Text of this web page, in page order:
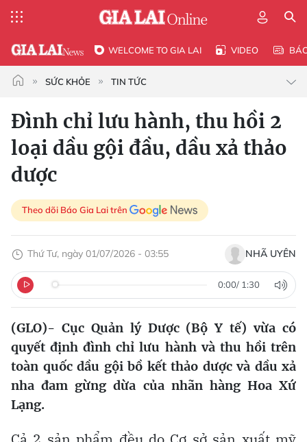
WELCOME TO GIA LAI VIDEO
SỨC KHỎE TIN TỨC
Đình chỉ lưu hành, thu hồi 2
loại dầu gội đầu, dầu xả thảo
dược
Theo dõi Báo Gia Lai trên
Thứ Tư, ngày 01/07/2026 - 03:55 NHÃ UYÊN
0:00/ 1:30
(GLO)- Cục Quản lý Dược (Bộ Y tế) vừa có
quyết định đình chỉ lưu hành và thu hồi trên
toàn quốc dầu gội bồ kết thảo dược và dầu xả
nha đam gừng dừa của nhãn hàng Hoa Xứ
Lạng.